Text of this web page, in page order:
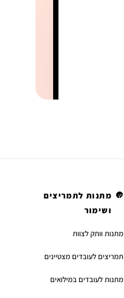
מתנות לתמריצים
ושימור
מתנות וותק לצוות
תמריצים לעובדים מצטיינים
מתנות לעובדים במילואים